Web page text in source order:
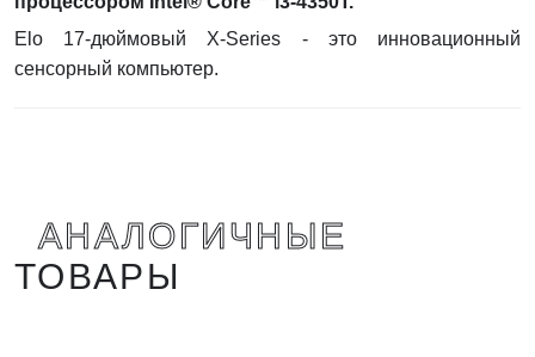
Elo 17-дюймовый X-Series - это инновационный
сенсорный компьютер.
АНАЛОГИЧНЫЕ
ТОВАРЫ